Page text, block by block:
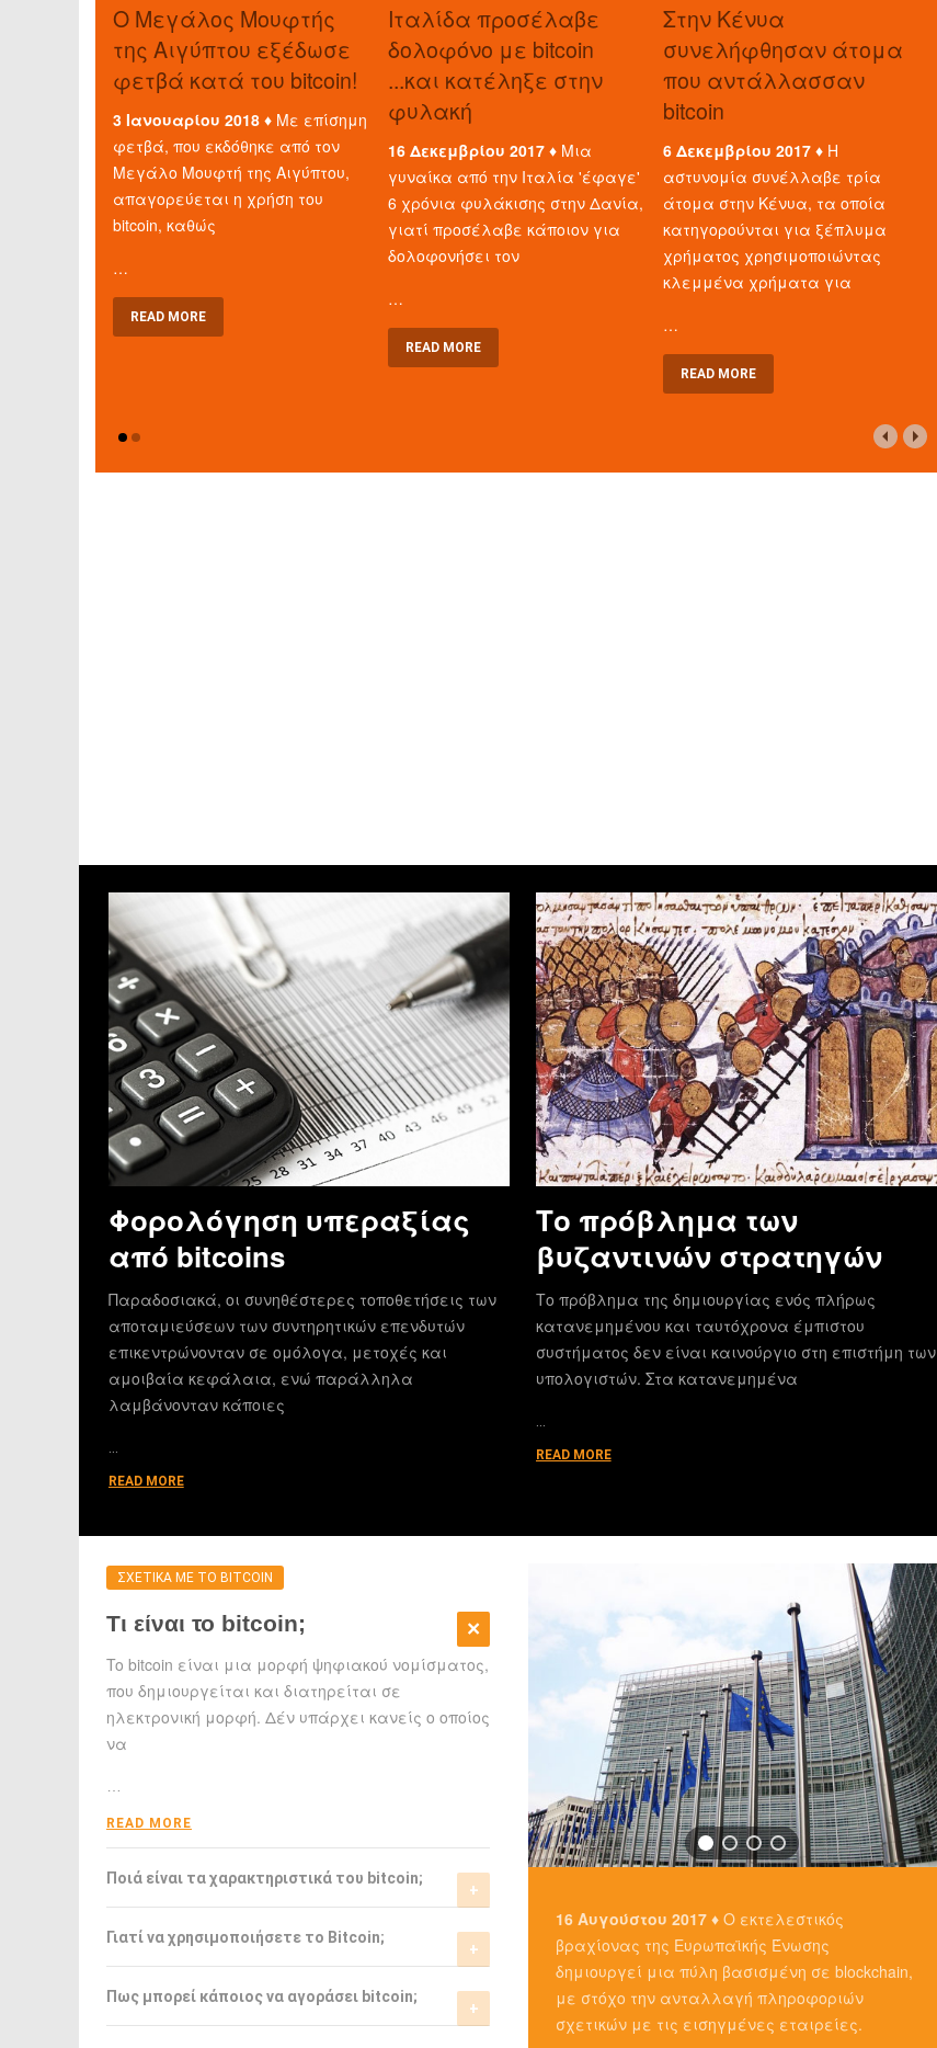
O Μεγάλος Μουφτής
της Αιγύπτου εξέδωσε
φετβά κατά του bitcoin!
3 Ιανουαρίου 2018 ♦ Με επίσημη
φετβά, που εκδόθηκε από τον
Μεγάλο Μουφτή της Αιγύπτου,
απαγορεύεται η χρήση του
bitcoin, καθώς
…
READ MORE
Ιταλίδα προσέλαβε
δολοφόνο με bitcoin
...και κατέληξε στην
φυλακή
16 Δεκεμβρίου 2017 ♦ Μια
γυναίκα από την Ιταλία 'έφαγε'
6 χρόνια φυλάκισης στην Δανία,
γιατί προσέλαβε κάποιον για
δολοφονήσει τον
…
READ MORE
Στην Κένυα
συνελήφθησαν άτομα
που αντάλλασσαν
bitcoin
6 Δεκεμβρίου 2017 ♦ Η
αστυνομία συνέλλαβε τρία
άτομα στην Κένυα, τα οποία
κατηγορούνται για ξέπλυμα
χρήματος χρησιμοποιώντας
κλεμμένα χρήματα για
…
READ MORE
Φορολόγηση υπεραξίας
από bitcoins
Παραδοσιακά, οι συνηθέστερες τοποθετήσεις των
αποταμιεύσεων των συντηρητικών επενδυτών
επικεντρώνονταν σε ομόλογα, μετοχές και
αμοιβαία κεφάλαια, ενώ παράλληλα
λαμβάνονταν κάποιες
READ MORE
Το πρόβλημα των
βυζαντινών στρατηγών
Το πρόβλημα της δημιουργίας ενός πλήρως
κατανεμημένου και ταυτόχρονα έμπιστου
συστήματος δεν είναι καινούργιο στη επιστήμη των
υπολογιστών. Στα κατανεμημένα
READ MORE
ΣΧΕΤΙΚΑ ΜΕ ΤΟ BITCOIN
Τι είναι το bitcoin;
To bitcoin είναι μια μορφή ψηφιακού νομίσματος,
που δημιουργείται και διατηρείται σε
ηλεκτρονική μορφή. Δέν υπάρχει κανείς ο οποίος
να
READ MORE
Ποιά είναι τα χαρακτηριστικά του bitcoin;
Το bitcoin έχει αρκετά σημαντικά
χαρακτηριστικά που το ξεχωρίζουν από τα
ελεγχόμενα-από-κυβερνήσεις νομίσματα.
Γιατί να χρησιμοποιήσετε το Bitcoin;
Το bitcoin είναι μια σχετικά νέα μορφή
νομίσματος, η οποία τώρα αρχίζει να γίνεται
αποδεκτή από μιά μεγάλη μερίδα του
Πως μπορεί κάποιος να αγοράσει bitcoin;
Μπορείτε να αγοράσετε bitcoin είτε από τα
16 Αυγούστου 2017 ♦ Ο εκτελεστικός
βραχίονας της Ευρωπαϊκής Ένωσης
δημιουργεί μια πύλη βασισμένη σε blockchain,
με στόχο την ανταλλαγή πληροφοριών
σχετικών με τις εισηγμένες εταιρείες.